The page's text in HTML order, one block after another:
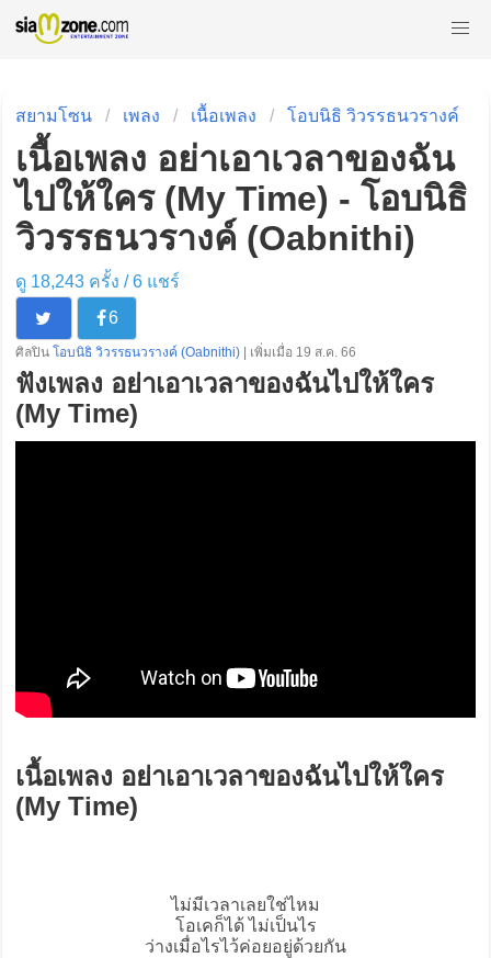
สยามโซน เพลง เนื้อเพลง โอบนิธิ วิวรรธนวรางค์
เนื้อเพลง อย่าเอาเวลาของฉัน
ไปให้ใคร (My Time) - โอบนิธิ
วิวรรธนวรางค์ (Oabnithi)
ดู 18,243 ครั้ง /6แชร์
6
ศิลปิน โอบนิธิ วิวรรธนวรางค์ (Oabnithi) | เพิ่มเมื่อ 19 ส.ค. 66
ฟังเพลง อย่าเอาเวลาของฉันไปให้ใคร
(My Time)
เนื้อเพลง อย่าเอาเวลาของฉันไปให้ใคร
(My Time)
ไม่มีเวลาเลยใช่ไหม
โอเคก็ได้ ไม่เป็นไร
ว่างเมื่อไรไว้ค่อยอยู่ด้วยกัน